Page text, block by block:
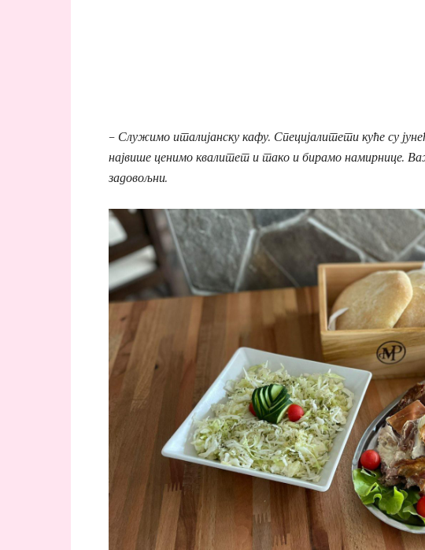
– Служимо италијанску кафу. Специјалитети куће су
највише ценимо квалитет и тако и бирамо намирнице.
задовољни.